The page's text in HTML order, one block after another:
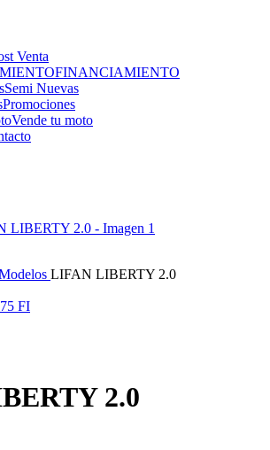
Venta
FINANCIAMIENTO
Semi Nuevas
Promociones
Vende tu moto
LIFAN LIBERTY 2.0
FI
2.0